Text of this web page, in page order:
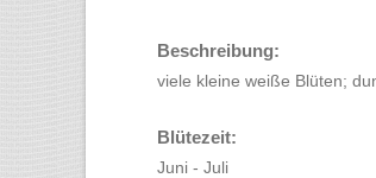
Beschreibung:
viele kleine weiße Blüten;
Blütezeit:
Juni - Juli